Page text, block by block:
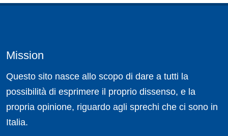
Mission
Questo sito nasce allo scopo di dare a tutti la
possibilità di esprimere il proprio dissenso, e la
propria opinione, riguardo agli sprechi che ci sono in
Italia.